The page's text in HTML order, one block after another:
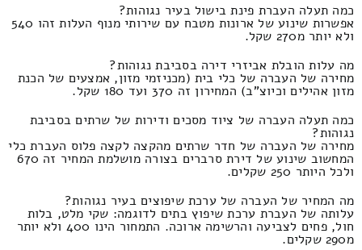
כמה תעלה העברת פינת בישול בעיר נגוהות?
אפשרות שינוע של ארונות מטבח עם שירותי מנוף העלות זהו 540
ולא יותר מ270 שקל.
מה עלות הובלת אביזרי דירה בסביבת נגוהות?
מחירה של העברה של כלי בית (מכניזמי מזון, אמצעים של הכנת
מזון אהילים וכיוצ"ב) המחירון זה 370 ועד 180 שקל.
כמה תעלה העברה של ציוד מסכים ודירות של שרתים בסביבת
נגוהות?
מחירה של העברה של חדר שרתים מהקצה לקצה פלוס העברת כלי
המחשוב שינוע של דירת סרברים בצורה מושלמת המחיר זה 670
ולכל היותר 250 שקלים.
מה המחיר של העברה של ערכת שיפוצים בעיר נגוהות?
עלותה של העברת ערכת שיפוץ בתים לדוגמה: שקי מלט, בלות
חול, פחים לצביעה והרשימה ארוכה. התמחור הינו 400 ולא יותר
מ290 שקלים.